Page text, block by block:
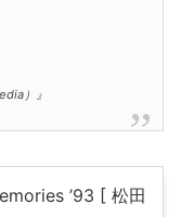
）』
’93 [ 松田